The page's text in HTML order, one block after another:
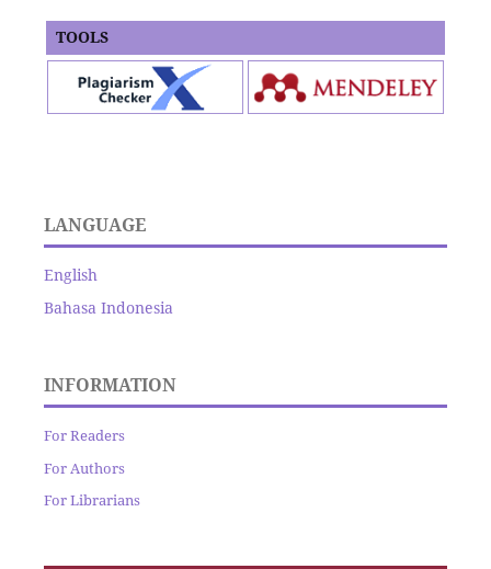
TOOLS
LANGUAGE
English
Bahasa Indonesia
INFORMATION
For Readers
For Authors
For Librarians